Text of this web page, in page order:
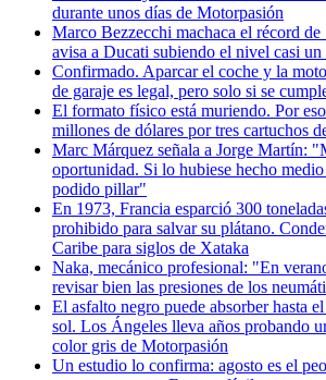
durante unos días de Motorpasión
Marco Bezzecchi machaca el récord
avisa a Ducati subiendo el nivel casi
Confirmado. Aparcar el coche y la
de garaje es legal, pero solo si se
El formato físico está muriendo. Por
millones de dólares por tres cartuchos
Marc Márquez señala a Jorge Martín:
oportunidad. Si lo hubiese hecho
podido pillar"
En 1973, Francia esparció 300
prohibido para salvar su plátano.
Caribe para siglos de Xataka
Naka, mecánico profesional: "En
revisar bien las presiones de los
El asfalto negro puede absorber hasta
sol. Los Ángeles lleva años probando
color gris de Motorpasión
Un estudio lo confirma: agosto es el